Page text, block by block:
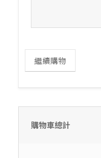
繼續購物
購物車總計